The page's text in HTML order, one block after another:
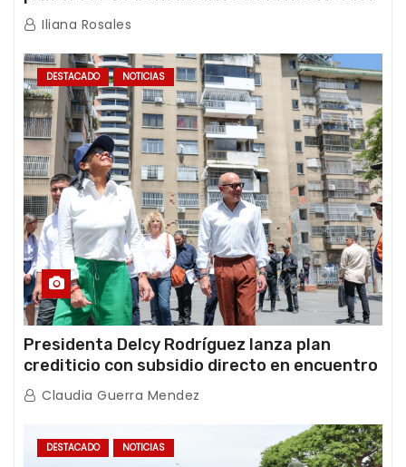
de los Abuelos “La Primavera” en Caracas
Iliana Rosales
DESTACADO NOTICIAS
Presidenta Delcy Rodríguez lanza plan
crediticio con subsidio directo en encuentro
con Juntas de Condominio
Claudia Guerra Mendez
DESTACADO NOTICIAS